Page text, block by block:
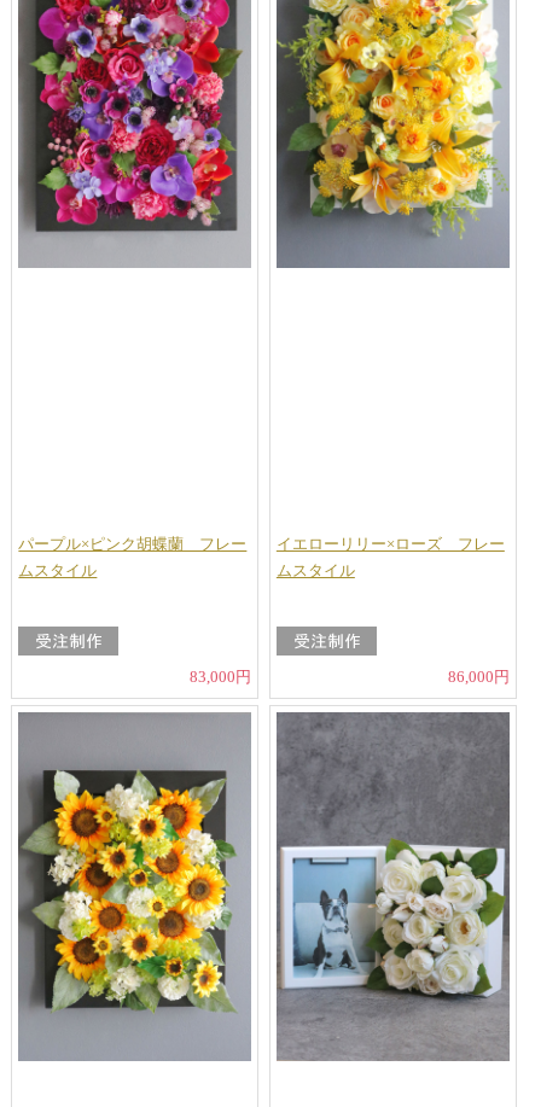
パープル×ピンク胡蝶蘭 フレー
ムスタイル
83,000円
イエローリリー×ローズ フレー
ムスタイル
86,000円